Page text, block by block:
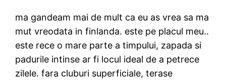
ma gandeam mai de mult ca eu as vrea sa ma
mut vreodata in finlanda. este pe placul meu..
este rece o mare parte a timpului, zapada si
padurile intinse ar fi locul ideal de a petrece
zilele. fara cluburi superficiale, terase